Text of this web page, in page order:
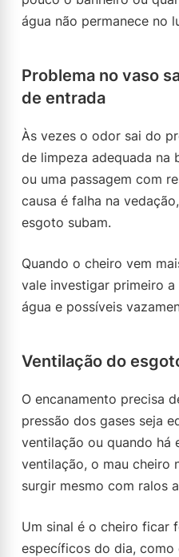
água não permanece no
Problema no vaso
de entrada
Às vezes o odor sai do
de limpeza adequada na
ou uma passagem com
causa é falha na
esgoto subam.
Quando o cheiro vem
vale investigar primeiro
água e possíveis
Ventilação do
O encanamento precisa
pressão dos gases seja
ventilação ou quando há
ventilação, o mau cheiro
surgir mesmo com ralos
Um sinal é o cheiro ficar
específicos do dia,